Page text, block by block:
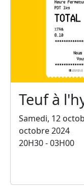
Teuf à
Samedi, 12
octobre 2024
20H30 - 03H00